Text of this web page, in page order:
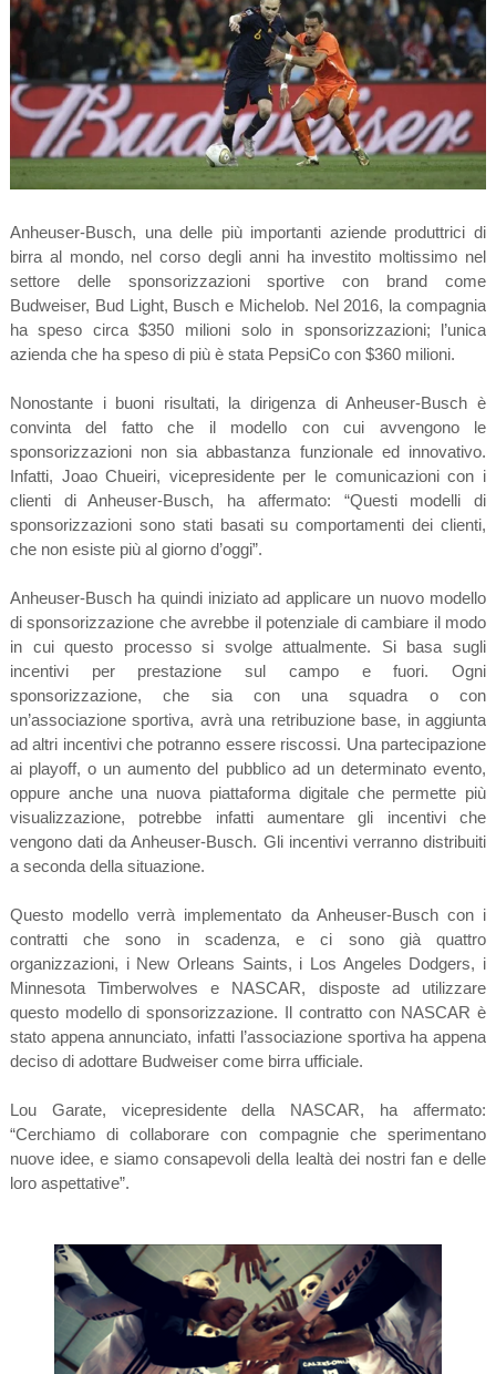
Anheuser-Busch, una delle più importanti aziende produttrici di
birra al mondo, nel corso degli anni ha investito moltissimo nel
settore delle sponsorizzazioni sportive con brand come
Budweiser, Bud Light, Busch e Michelob. Nel 2016, la compagnia
ha speso circa $350 milioni solo in sponsorizzazioni; l’unica
azienda che ha speso di più è stata PepsiCo con $360 milioni.
Nonostante i buoni risultati, la dirigenza di Anheuser-Busch è
convinta del fatto che il modello con cui avvengono le
sponsorizzazioni non sia abbastanza funzionale ed innovativo.
Infatti, Joao Chueiri, vicepresidente per le comunicazioni con i
clienti di Anheuser-Busch, ha affermato: “Questi modelli di
sponsorizzazioni sono stati basati su comportamenti dei clienti,
che non esiste più al giorno d’oggi”.
Anheuser-Busch ha quindi iniziato ad applicare un nuovo modello
di sponsorizzazione che avrebbe il potenziale di cambiare il modo
in cui questo processo si svolge attualmente. Si basa sugli
incentivi per prestazione sul campo e fuori. Ogni
sponsorizzazione, che sia con una squadra o con
un’associazione sportiva, avrà una retribuzione base, in aggiunta
ad altri incentivi che potranno essere riscossi. Una partecipazione
ai playoff, o un aumento del pubblico ad un determinato evento,
oppure anche una nuova piattaforma digitale che permette più
visualizzazione, potrebbe infatti aumentare gli incentivi che
vengono dati da Anheuser-Busch. Gli incentivi verranno distribuiti
a seconda della situazione.
Questo modello verrà implementato da Anheuser-Busch con i
contratti che sono in scadenza, e ci sono già quattro
organizzazioni, i New Orleans Saints, i Los Angeles Dodgers, i
Minnesota Timberwolves e NASCAR, disposte ad utilizzare
questo modello di sponsorizzazione. Il contratto con NASCAR è
stato appena annunciato, infatti l’associazione sportiva ha appena
deciso di adottare Budweiser come birra ufficiale.
Lou Garate, vicepresidente della NASCAR, ha affermato:
“Cerchiamo di collaborare con compagnie che sperimentano
nuove idee, e siamo consapevoli della lealtà dei nostri fan e delle
loro aspettative”.